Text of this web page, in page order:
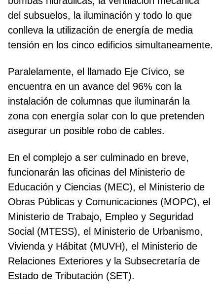
del subsuelos, la iluminación y todo lo que
conlleva la utilización de energía de media
tensión en los cinco edificios simultaneamente.
Paralelamente, el llamado Eje Cívico, se
encuentra en un avance del 96% con la
instalación de columnas que iluminarán la
zona con energía solar con lo que pretenden
asegurar un posible robo de cables.
En el complejo a ser culminado en breve,
funcionarán las oficinas del Ministerio de
Educación y Ciencias (MEC), el Ministerio de
Obras Públicas y Comunicaciones (MOPC), el
Ministerio de Trabajo, Empleo y Seguridad
Social (MTESS), el Ministerio de Urbanismo,
Vivienda y Hábitat (MUVH), el Ministerio de
Relaciones Exteriores y la Subsecretaría de
Estado de Tributación (SET).